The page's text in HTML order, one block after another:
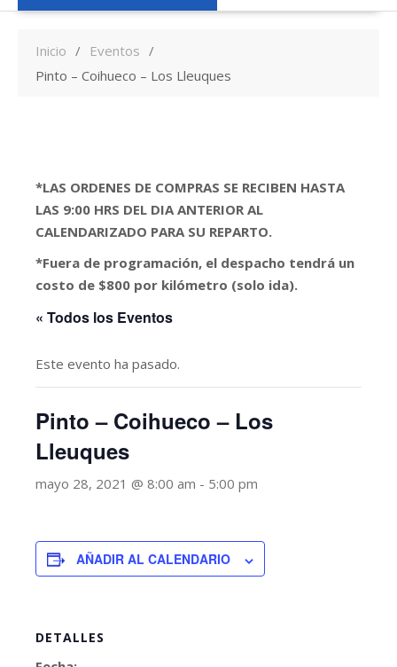
Inicio
Eventos
Pinto – Coihueco – Los Lleuques
*LAS ORDENES DE COMPRAS SE RECIBEN HASTA
LAS 9:00 HRS DEL DIA ANTERIOR AL
CALENDARIZADO PARA SU REPARTO.
*Fuera de programación, el despacho tendrá un
costo de $800 por kilómetro (solo ida).
« Todos los Eventos
Este evento ha pasado.
Pinto – Coihueco – Los
Lleuques
mayo 28, 2021 @ 8:00 am - 5:00 pm
AÑADIR AL CALENDARIO
DETALLES